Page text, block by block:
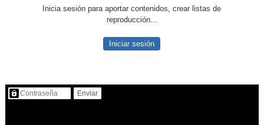
Inicia sesión para aportar contenidos, crear listas de
reproducción...
Iniciar sesión
Contenido protegido…